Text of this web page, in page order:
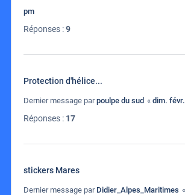
pm
Réponses :9
Protection d'hélice...
Dernier message parpoulpe du sud « dim.
Réponses : 17
stickers Mares
Dernier message par Didier_Alpes_Maritimes «